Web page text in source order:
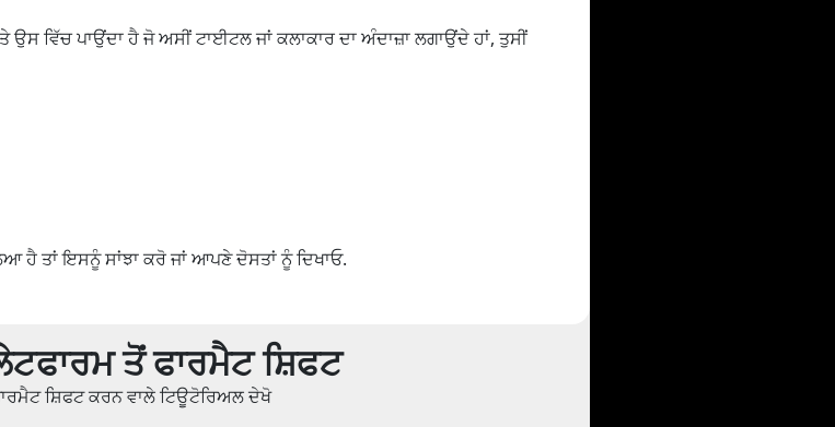
ਵਿੱਚ ਪਾਉਂਦਾ ਹੈ ਜੋ ਅਸੀਂ ਟਾਈਟਲ ਜਾਂ ਕਲਾਕਾਰ ਦਾ ਅੰਦਾਜ਼ਾ ਲਗਾਉਂਦੇ ਹਾਂ, ਤੁਸੀਂ
ਹੈ ਤਾਂ ਇਸਨੂੰ ਸਾਂਝਾ ਕਰੋ ਜਾਂ ਆਪਣੇ ਦੋਸਤਾਂ ਨੂੰ ਦਿਖਾਓ.
ਤੋਂ ਫਾਰਮੈਟ ਸ਼ਿਫਟ
ਸ਼ਿਫਟ ਕਰਨ ਵਾਲੇ ਟਿਊਟੋਰਿਅਲ ਦੇਖੋ